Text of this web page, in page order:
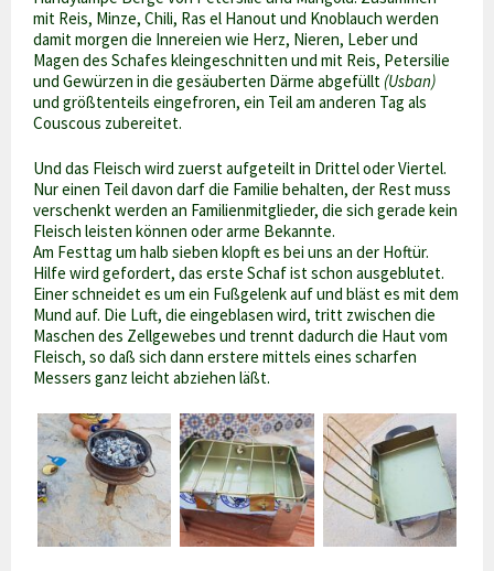
mit Reis, Minze, Chili, Ras el Hanout und Knoblauch werden
damit morgen die Innereien wie Herz, Nieren, Leber und
Magen des Schafes kleingeschnitten und mit Reis, Petersilie
und Gewürzen in die gesäuberten Därme abgefüllt (Usban)
und größtenteils eingefroren, ein Teil am anderen Tag als
Couscous zubereitet.
Und das Fleisch wird zuerst aufgeteilt in Drittel oder Viertel.
Nur einen Teil davon darf die Familie behalten, der Rest muss
verschenkt werden an Familienmitglieder, die sich gerade kein
Fleisch leisten können oder arme Bekannte.
Am Festtag um halb sieben klopft es bei uns an der Hoftür.
Hilfe wird gefordert, das erste Schaf ist schon ausgeblutet.
Einer schneidet es um ein Fußgelenk auf und bläst es mit dem
Mund auf. Die Luft, die eingeblasen wird, tritt zwischen die
Maschen des Zellgewebes und trennt dadurch die Haut vom
Fleisch, so daß sich dann erstere mittels eines scharfen
Messers ganz leicht abziehen läßt.